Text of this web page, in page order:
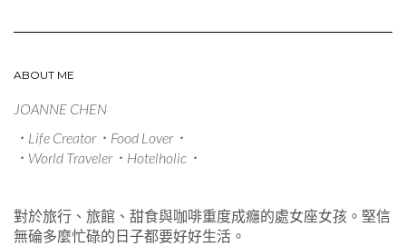
ABOUT ME
JOANNE CHEN
．Life Creator．Food Lover．
．World Traveler．Hotelholic．
對於旅行、旅館、甜食與咖啡重度成癮的處女座女孩。堅信
無碖多麼忙碌的日子都要好好生活。